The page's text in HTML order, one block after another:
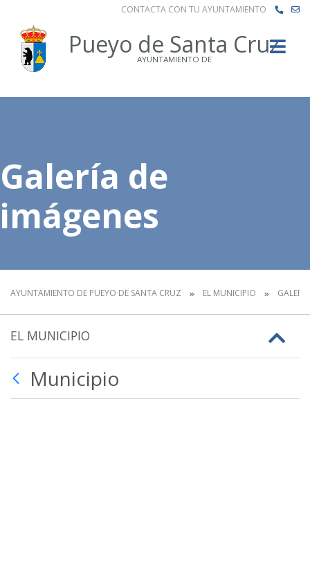
CONTACTA CON TU AYUNTAMIENTO
Pueyo de Santa Cruz
AYUNTAMIENTO DE
Galería de
imágenes
AYUNTAMIENTO DE PUEYO DE SANTA CRUZ EL MUNICIPIO
EL MUNICIPIO
Municipio